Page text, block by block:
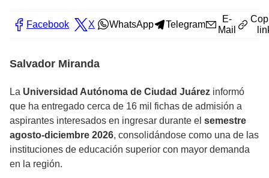
Facebook X WhatsApp Telegram
E-
Mail
Salvador Miranda
La Universidad Autónoma de Ciudad Juárez informó
que ha entregado cerca de 16 mil fichas de admisión a
aspirantes interesados en ingresar durante el semestre
agosto-diciembre 2026, consolidándose como una de las
instituciones de educación superior con mayor demanda
en la región.